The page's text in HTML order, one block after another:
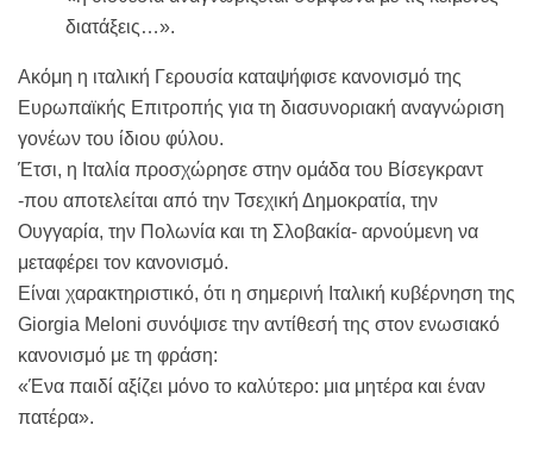
διατάξεις…».
Ακόμη η ιταλική Γερουσία καταψήφισε κανονισμό της
Ευρωπαϊκής Επιτροπής για τη διασυνοριακή αναγνώριση
γονέων του ίδιου φύλου.
Έτσι, η Ιταλία προσχώρησε στην ομάδα του Βίσεγκραντ
-που αποτελείται από την Τσεχική Δημοκρατία, την
Ουγγαρία, την Πολωνία και τη Σλοβακία- αρνούμενη να
μεταφέρει τον κανονισμό.
Είναι χαρακτηριστικό, ότι η σημερινή Ιταλική κυβέρνηση της
Giorgia Meloni συνόψισε την αντίθεσή της στον ενωσιακό
κανονισμό με τη φράση:
«Ένα παιδί αξίζει μόνο το καλύτερο: μια μητέρα και έναν
πατέρα».